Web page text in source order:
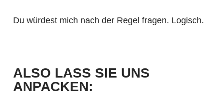
Du würdest mich nach der Regel fragen. Logisch.
ALSO LASS SIE UNS
ANPACKEN: